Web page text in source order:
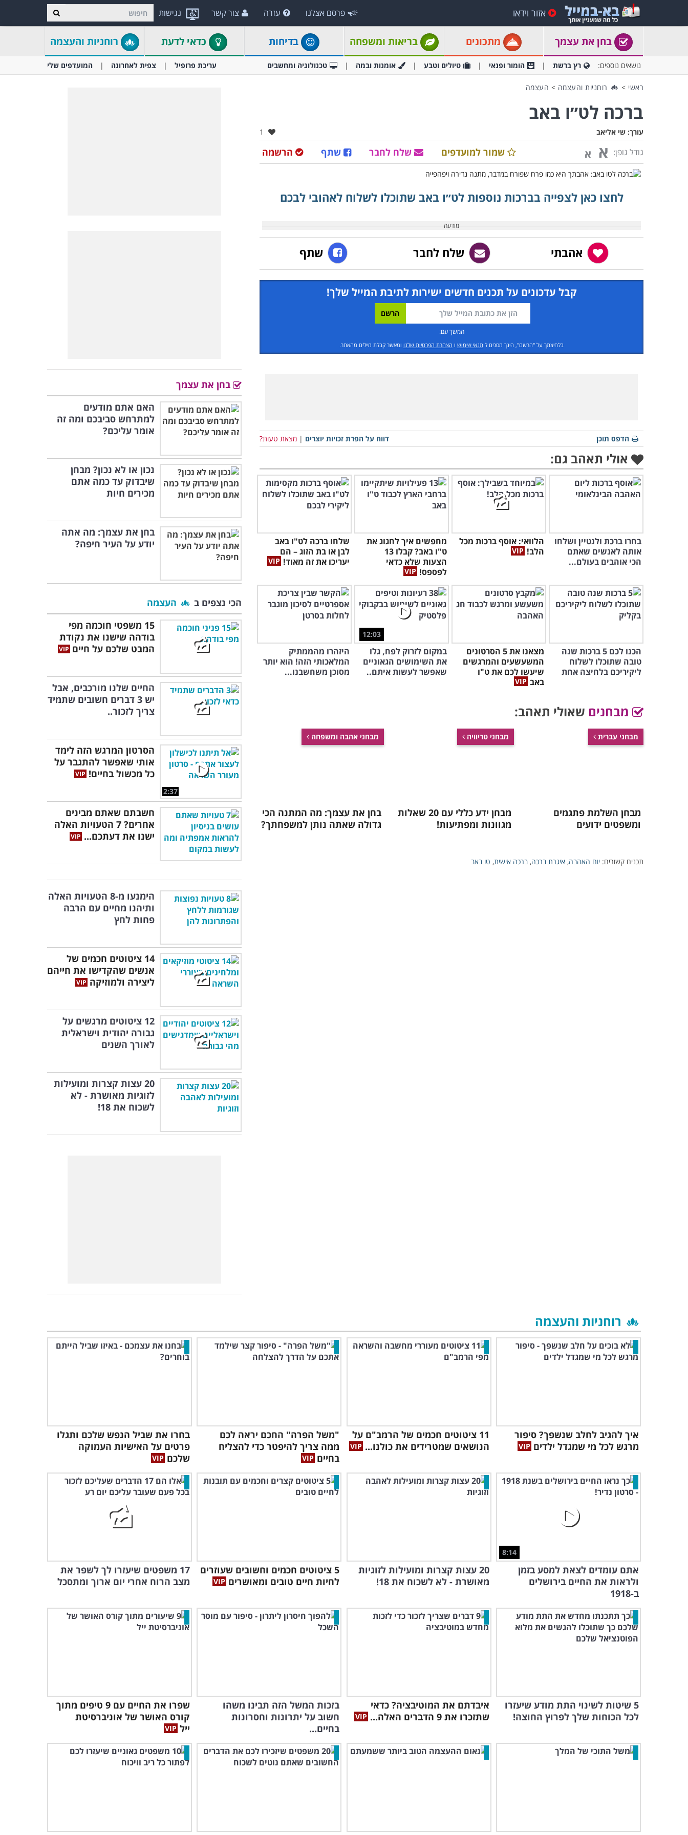
נגישות אזור וידאו פרסם אצלנו עזרה צור קשר
בחן את עצמך מתכונים בריאות ומשפחה בדיחות כדאי לדעת רוחניות והעצמה
נושאים נוספים: רץ ברשת הומור ופנאי טיולים וטבע אומנות ובמה טכנולוגיה ומחשבים עריכת פרופיל צפית לאחרונה המועדפים שלי
ראשי > רוחניות והעצמה > העצמה
ברכה לט״ו באב
עורך: שי אליאב אהבו:1
גודל גופן: א א הרשמה שתף שלח לחבר שמור למועדפים
לחצו כאן לצפייה בברכות נוספות לט״ו באב שתוכלו לשלוח לאהובי לבכם
אהבתי שלח לחבר שתף
קבל עדכונים על תכנים חדשים ישירות לתיבת המייל שלך!
המשך עם:
בלחיצתך על "הרשם", הינך מסכים ל תנאי שימוש ו הצהרת הפרטיות שלנו ומאשר קבלת מיילים מהאתר.
דווח על הפרת זכויות יוצרים | מצאת טעות? הדפס תוכן
אולי תאהב גם:
בחרו ברכת ולנטיין ושלחו
אותה לאנשים שאתם
הכי אוהבים בעולם...
הלוואי: אוסף ברכות מכל
הלב!
מחפשים איך לחגוג את
ט"ו באב? קבלו 13
הצעות שלא כדאי
לפספס!
שלחו ברכה לט"ו באב
לבן או בת הזוג – הם
יעריכו את זה מאוד!
הכנו לכם 5 ברכות שנה
טובה שתוכלו לשלוח
ליקיריכם בלחיצה אחת
מצאנו את 5 הסרטונים
המשעשעים והמרגשים
שיעשו לכם את ט"ו
באב
12:03
במקום לזרוק לפח, גלו
את השימושים הגאוניים
שאפשר לעשות איתם..
היזהרו מהממתיק
המלאכותי הזה! הוא יותר
מסוכן משחשבנו...
מבחנים שאולי תאהב:
מבחני עברית
מבחן השלמת פתגמים
ומשפטים ידועים
מבחני טריוויה
מבחן ידע כללי עם 20 שאלות
מגוונות ומפתיעות!
מבחני אהבה ומשפחה
בחן את עצמך: מה המתנה הכי
גדולה שאתה נותן למשפחתך?
תכנים קשורים: יום האהבה, איגרת ברכה,ברכה אישית, טו באב
בחן את עצמך
האם אתם מודעים
למתרחש סביבכם ומה זה
אומר עליכם?
נכון או לא נכון? מבחן
שיבדוק עד כמה אתם
מכירים חיות
בחן את עצמך: מה אתה
יודע על העיר חיפה?
הכי נצפים ב
העצמה
15 משפטי חוכמה מפי
בודהה שישנו את נקודת
המבט שלכם על חיים
החיים שלנו מורכבים, אבל
יש 3 דברים חשובים שתמיד
צריך לזכור..
2:37
הסרטון המרגש הזה לימד
אותי שאפשר להתגבר על
כל מכשול בחיים!
חשבתם שאתם מבינים
אחרים? 7 הטעויות האלה
ישנו את דעתכם...
הימנעו מ-8 הטעויות האלה
ותיהנו מחיים עם הרבה
פחות לחץ
14 ציטוטים חכמים של
אנשים שהקדישו את חייהם
ליצירה ולמוזיקה
12 ציטוטים מרגשים על
גבורה יהודית וישראלית
לאורך השנים
20 עצות קצרות ומועילות
לזוגיות מאושרת - לא
לשכוח את 18!
רוחניות והעצמה
איך להגיב לחלב שנשפך? סיפור
מרגש לכל מי שמגדל ילדים
11 ציטוטים חכמים של הרמב"ם על
הנושאים שמטרידים את כולנו...
"משל הפרה" החכם יראה לכם
ממה צריך להיפטר כדי להצליח
בחיים
בחרו את שביל הנפש שלכם ותגלו
פרטים על האישיות העמוקה
שלכם
8:14
אתם עומדים לצאת למסע בזמן
ולראות את החיים בירושלים
ב-1918
20 עצות קצרות ומועילות לזוגיות
מאושרת - לא לשכוח את 18!
5 ציטוטים חכמים וחשובים שעוזרים
לחיות חיים טובים ומאושרים
17 משפטים שיעזרו לך לשפר את
מצב הרוח אחרי יום ארוך ומתסכל
5 שיטות לשינוי התת מודע שיעזרו
לכל הכוחות שלך לפרוץ החוצה!
איבדתם את המוטיבציה? כדאי
שתזכרו את 9 הדברים האלה...
בזכות המשל הזה תבינו משהו
חשוב על יתרונות וחסרונות
בחיים...
שפרו את החיים עם 9 טיפים מתוך
קורס האושר של אוניברסיטת
ייל